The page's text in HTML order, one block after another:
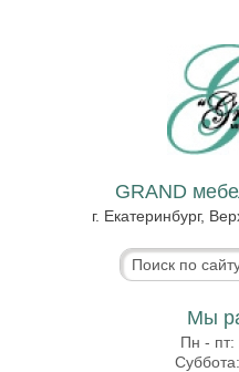
GRAND
г. Екатеринбург,
Мы
Пн - пт: